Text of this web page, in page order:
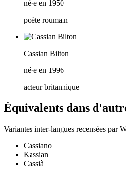
né·e en 1950
poète roumain
Cassian Bilton
né·e en 1996
acteur britannique
Équivalents dans
Variantes inter-langues recensées par
Cassiano
Kassian
Cassià